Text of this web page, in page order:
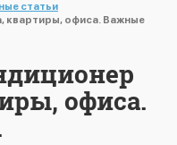
статьи
квартиры, офиса. Важные
офиса.